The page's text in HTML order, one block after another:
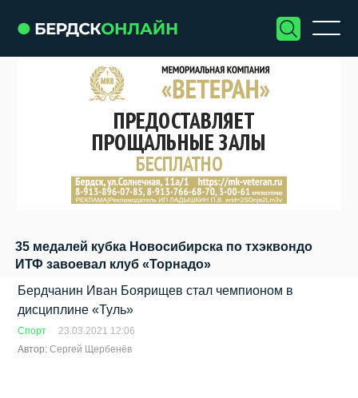
35 медалей кубка Новосибирска по тхэквондо
ИТФ завоевал клуб «Торнадо»
Бердчанин Иван Боярищев стал чемпионом в
дисциплине «Туль»
Спорт
23.03.2021 12:06
Автор:​Сергей Щербенёв